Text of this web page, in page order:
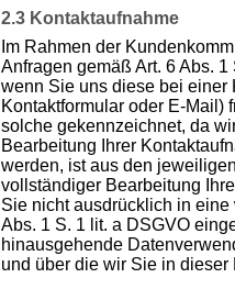
2.3 Kontaktaufnahme
Im Rahmen der
Anfragen gemäß Art. 6 Abs.
wenn Sie uns diese bei einer
Kontaktformular oder E-
solche gekennzeichnet, da
Bearbeitung Ihrer
werden, ist aus den
vollständiger Bearbeitung
Sie nicht ausdrücklich in
Abs. 1 S. 1 lit. a DSGVO
hinausgehende
und über die wir Sie in